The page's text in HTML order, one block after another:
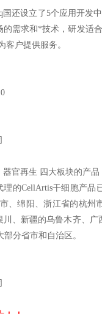
还设立了5个应用开发
需求和*技术，研发适
客户提供服务。
官再生 四大板块的产
的CellArtis干细胞产品
、绵阳、浙江省的杭州
、新疆的乌鲁木齐、
分省市和自治区。